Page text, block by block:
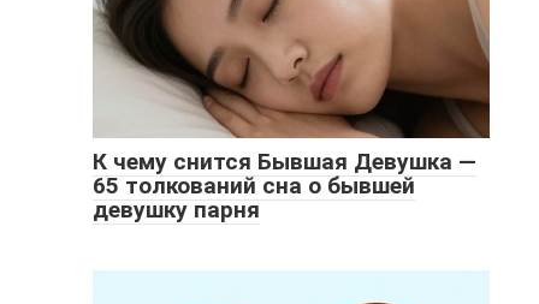
К чему снится Бывшая Девушка —
65 толкований сна о бывшей
девушку парня